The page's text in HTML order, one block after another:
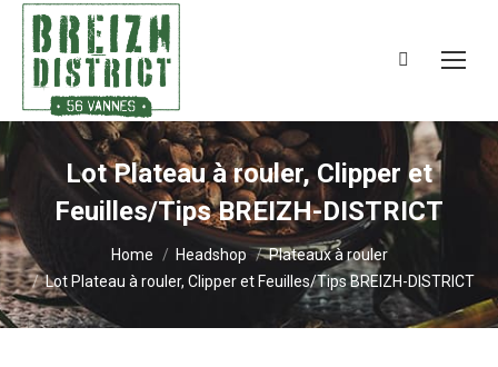
Search:
Lot Plateau à rouler, Clipper et
Feuilles/Tips BREIZH-DISTRICT
You are here:Home Headshop
Plateaux à rouler
Lot Plateau à rouler, Clipper et Feuilles/Tips BREIZH-DISTRICT